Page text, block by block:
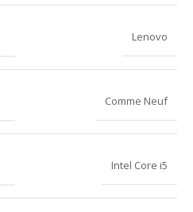
Lenovo
Comme Neuf
Intel Core i5